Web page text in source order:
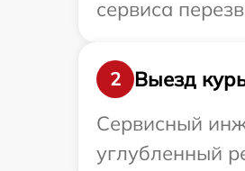
сервиса
2
Выезд
Сервисный
углубленный